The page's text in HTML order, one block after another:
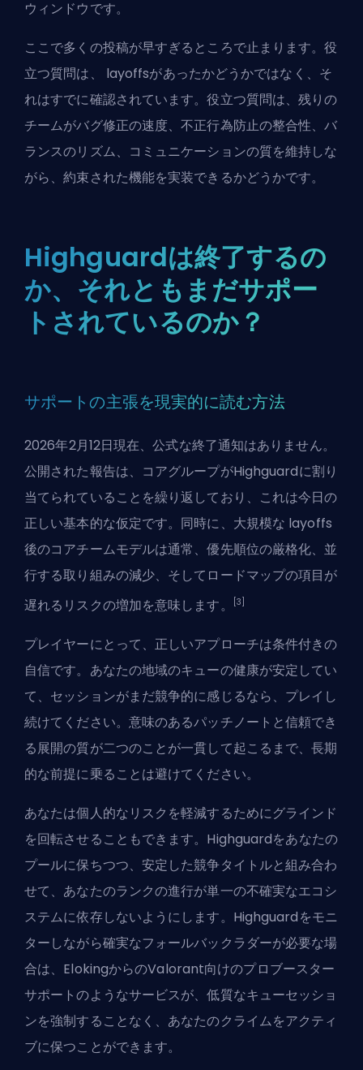
ウィンドウです。
ここで多くの投稿が早すぎるところで止まります。役
立つ質問は、 layoffsがあったかどうかではなく、そ
れはすでに確認されています。役立つ質問は、残りの
チームがバグ修正の速度、不正行為防止の整合性、バ
ランスのリズム、コミュニケーションの質を維持しな
がら、約束された機能を実装できるかどうかです。
Highguardは終了するの
か、それともまだサポー
トされているのか？
サポートの主張を現実的に読む方法
2026年2月12日現在、公式な終了通知はありません。
公開された報告は、コアグループがHighguardに割り
当てられていることを繰り返しており、これは今日の
正しい基本的な仮定です。同時に、大規模な layoffs
後のコアチームモデルは通常、優先順位の厳格化、並
行する取り組みの減少、そしてロードマップの項目が
遅れるリスクの増加を意味します。
[3]
プレイヤーにとって、正しいアプローチは条件付きの
自信です。あなたの地域のキューの健康が安定してい
て、セッションがまだ競争的に感じるなら、プレイし
続けてください。意味のあるパッチノートと信頼でき
る展開の質が二つのことが一貫して起こるまで、長期
的な前提に乗ることは避けてください。
あなたは個人的なリスクを軽減するためにグラインド
を回転させることもできます。Highguardをあなたの
プールに保ちつつ、安定した競争タイトルと組み合わ
せて、あなたのランクの進行が単一の不確実なエコシ
ステムに依存しないようにします。Highguardをモニ
ターしながら確実なフォールバックラダーが必要な場
合は、 ElokingからのValorant向けのプロブースター
サポートのようなサービスが、低質なキューセッショ
ンを強制することなく、あなたのクライムをアクティ
ブに保つことができます。